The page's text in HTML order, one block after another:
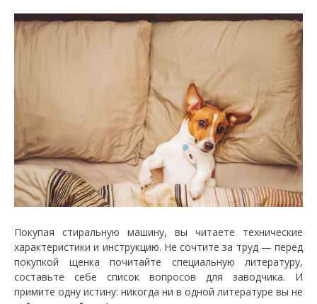
Покупая стиральную машину, вы читаете технические
характеристики и инструкцию. Не сочтите за труд — перед
покупкой щенка почитайте специальную литературу,
составьте себе список вопросов для заводчика. И
примите одну истину: никогда ни в одной литературе вы не